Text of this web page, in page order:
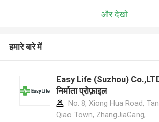
और देखो
हमारे बारे में
Easy Life (Suzhou)
निर्माता प्रोफ़ाइल
No. 8, Xiong Hua Road,
Qiao Town, ZhangJiaGang,